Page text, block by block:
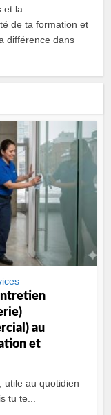
et la
de ta formation et
différence dans
au
et
utile au quotidien
tu te...